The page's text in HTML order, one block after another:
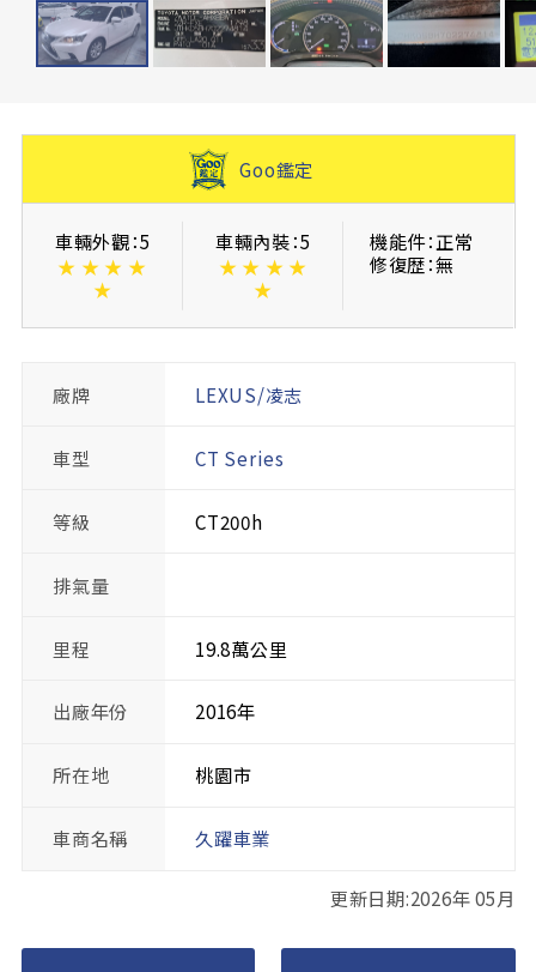
Goo鑑定
車輛外觀：5
★ ★ ★ ★
★
車輛內裝：5
★ ★ ★ ★
★
機能件：正常
修復歴：無
廠牌 LEXUS/凌志
車型 CT Series
等級 CT200h
排氣量
里程 19.8萬公里
出廠年份 2016年
所在地 桃園市
車商名稱 久躍車業
更新日期:2026年 05月